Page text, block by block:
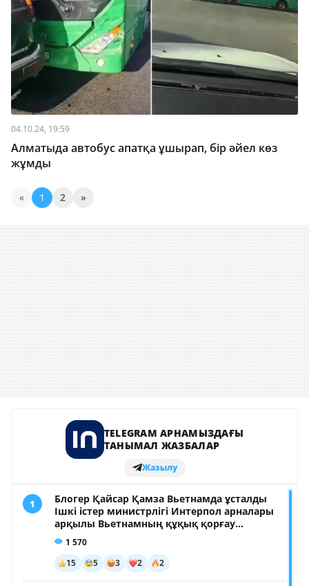
04.10.24, 19:59
Алматыда автобус апатқа ұшырап, бір әйел көз
жұмды
« 1 2 »